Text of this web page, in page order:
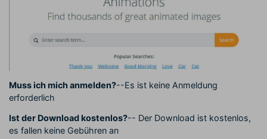
Muss ich mich anmelden?--Es ist keine Anmeldung
erforderlich
Ist der Download kostenlos?-- Der Download ist kostenlos,
es fallen keine Gebühren an